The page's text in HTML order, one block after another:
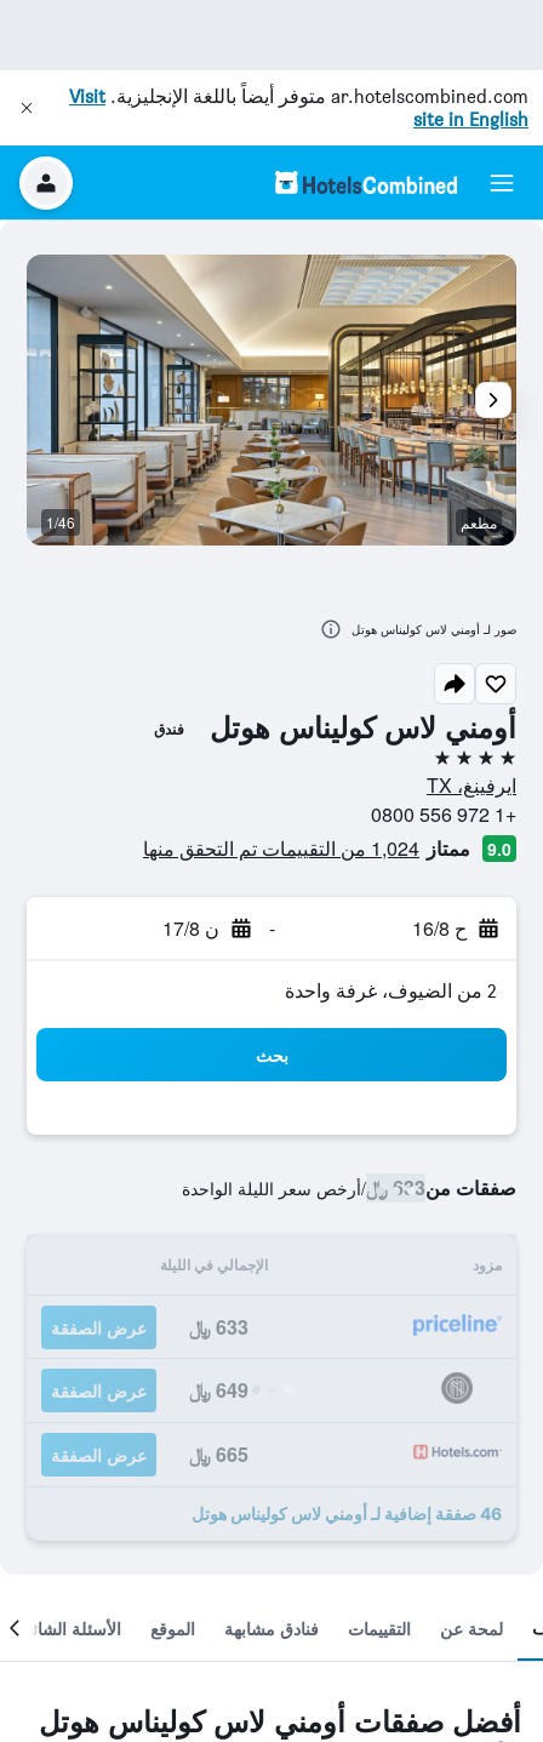
ar.hotelscombined.com متوفر أيضاً باللغة الإنجليزية.Visit
site in English
أومني لاس كوليناس هوتل فندق
4 نجوم
ايرفينغ، TX
+1 972 556 0800
9.0 ممتاز 1,024 من التقييمات تم التحقق منها
ح 16/8 - ن 17/8
2 من الضيوف، غرفة واحدة
بحث
صفقات من633 ﷼ /أرخص سعر الليلة الواحدة
مزود الإجمالي في الليلة
633 ﷼ عرض الصفقة
649 ﷼ عرض الصفقة
665 ﷼ عرض الصفقة
46 صفقة إضافية لـ أومني لاس كوليناس هوتل
مطعم 1/46
صور لـ أومني لاس كوليناس هوتل
لمحة عن التقييمات فنادق مشابهة الموقع الأسئلة الشائعة
أفضل صفقات أومني لاس كوليناس هوتل